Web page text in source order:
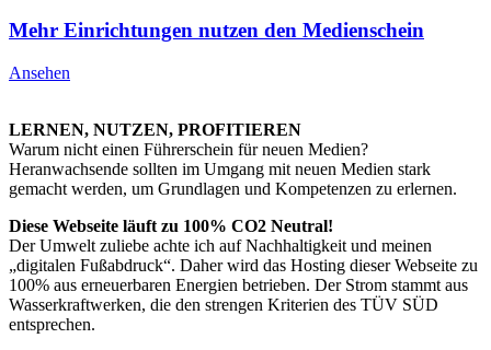
Mehr Einrichtungen nutzen den Medienschein
Ansehen
LERNEN, NUTZEN, PROFITIEREN
Warum nicht einen Führerschein für neuen Medien?
Heranwachsende sollten im Umgang mit neuen Medien stark
gemacht werden, um Grundlagen und Kompetenzen zu erlernen.
Diese Webseite läuft zu 100% CO2 Neutral!
Der Umwelt zuliebe achte ich auf Nachhaltigkeit und meinen
„digitalen Fußabdruck“. Daher wird das Hosting dieser Webseite zu
100% aus erneuerbaren Energien betrieben. Der Strom stammt aus
Wasserkraftwerken, die den strengen Kriterien des TÜV SÜD
entsprechen.